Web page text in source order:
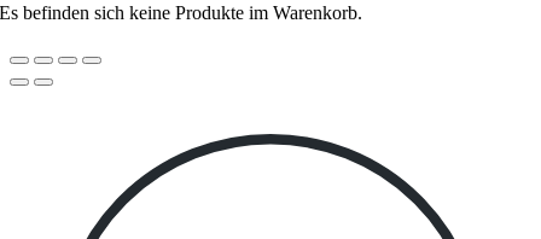
Es befinden sich keine Produkte im Warenkorb.